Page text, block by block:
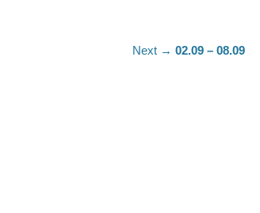
Next → Next
02.09 – 08.09